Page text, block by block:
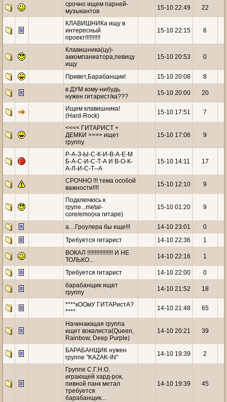
срочно ищем парней-
музыкантов
15-10 22:49 22
КЛАВИШНИКа ищу в
интересный
проект!!!!!!!!!!
15-10 22:15 6
Клавишника(цу)-
аккомпаниатора,певицу
ищу
15-10 20:53 0
Привет,Барабанщик! 15-10 20:08 8
в ДУМ кому-нибудь
нужен гитарист/ка???
15-10 20:00 20
Ищем клавишника!
(Hard-Rock)
15-10 17:51 7
<<<< ГИТАРИСТ +
ДЕМКИ >>>> ищет
группу.
15-10 17:06 9
Р-А-З-Ы-С-К-И-В-А-Е-М
Б-А-С-И-С-Т-А И В-О-К-
А-Л-И-С-Т--А
15-10 14:11 17
СРОЧНО !!! тема особой
важности!!!!
15-10 12:10 9
Подключюсь к
групе...metal-
core/emo(на гитаре)
15-10 01:20 9
а....Гроулера бы еще!!! 14-10 23:01 0
Требуется гитарист
14-10 22:36 1
ВОКАЛ !!!!!!!!!!!!!!!!! И НЕ
ТОЛЬКО...
14-10 22:16 1
Требуется гитарист 14-10 22:00 0
барабанщик ищет
группу
14-10 21:52 18
****кООмУ ГИТАРистА?
****
14-10 21:48 65
Начинающая группа
ищет вокалиста(Queen,
Rainbow, Deep Purple)
14-10 20:21 39
БАРАБАНЩИК нужен
группе "KAZAK-IN"
14-10 19:39 2
Группе С.Г.Н.О.
играющей хард-рок,
пивной панк метал
требуется
барабанщик...
14-10 19:39 45